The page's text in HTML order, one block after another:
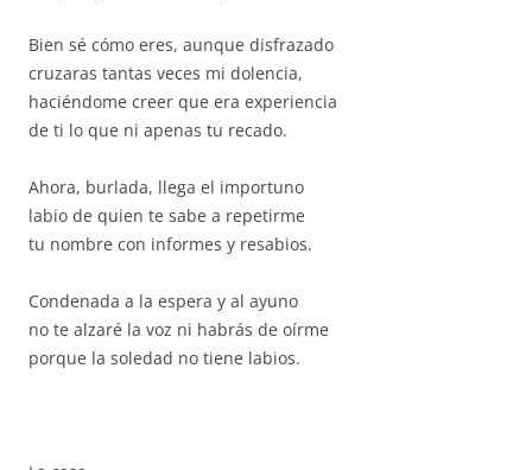
Bien sé cómo eres, aunque disfrazado
cruzaras tantas veces mi dolencia,
haciéndome creer que era experiencia
de ti lo que ni apenas tu recado.
Ahora, burlada, llega el importuno
labio de quien te sabe a repetirme
tu nombre con informes y resabios.
Condenada a la espera y al ayuno
no te alzaré la voz ni habrás de oírme
porque la soledad no tiene labios.